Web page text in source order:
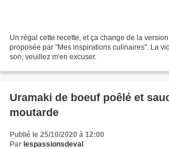
Un régal cette recette, et ça change de la
proposée par "Mes inspirations culinaires". La
son, veuillez m'en excuser.
Uramaki de boeuf poêlé et
moutarde
Publié le 25/10/2020 à 12:00
Par lespassionsdeval